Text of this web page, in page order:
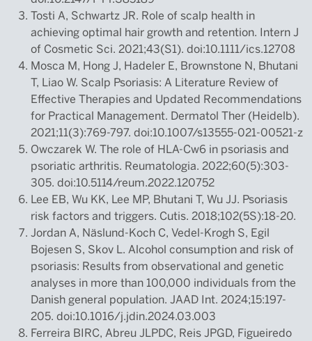
Tosti A, Schwartz JR. Role of scalp health in
achieving optimal hair growth and retention. Intern J
of Cosmetic Sci. 2021;43(S1). doi:10.1111/ics.12708
Mosca M, Hong J, Hadeler E, Brownstone N, Bhutani
T, Liao W. Scalp Psoriasis: A Literature Review of
Effective Therapies and Updated Recommendations
for Practical Management. Dermatol Ther (Heidelb).
2021;11(3):769-797. doi:10.1007/s13555-021-00521-z
Owczarek W. The role of HLA-Cw6 in psoriasis and
psoriatic arthritis. Reumatologia. 2022;60(5):303-
305. doi:10.5114/reum.2022.120752
Lee EB, Wu KK, Lee MP, Bhutani T, Wu JJ. Psoriasis
risk factors and triggers. Cutis. 2018;102(5S):18-20.
Jordan A, Näslund-Koch C, Vedel-Krogh S, Egil
Bojesen S, Skov L. Alcohol consumption and risk of
psoriasis: Results from observational and genetic
analyses in more than 100,000 individuals from the
Danish general population. JAAD Int. 2024;15:197-
205. doi:10.1016/j.jdin.2024.03.003
Ferreira BIRC, Abreu JLPDC, Reis JPGD, Figueiredo